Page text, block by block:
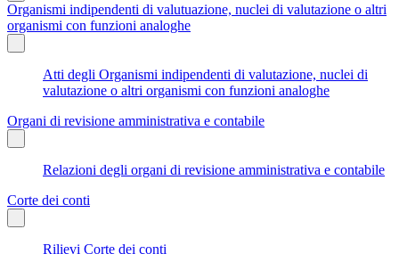
Organismi indipendenti di valutuazione, nuclei di valutazione o altri
organismi con funzioni analoghe
Atti degli Organismi indipendenti di valutazione, nuclei di
valutazione o altri organismi con funzioni analoghe
Organi di revisione amministrativa e contabile
Relazioni degli organi di revisione amministrativa e contabile
Corte dei conti
Rilievi Corte dei conti